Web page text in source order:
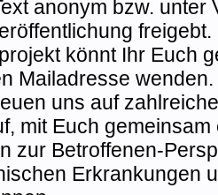
anonym bzw.
könnt Ihr Euch
Mailadresse wenden.
uns auf
mit Euch
zur Betroffenen-
Erkrankungen